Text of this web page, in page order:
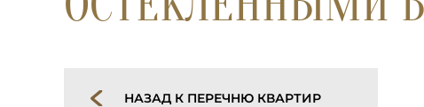
НАЗАД К ПЕРЕЧНЮ КВАРТИР